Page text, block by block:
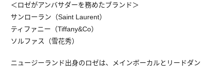
＜ロゼがアンバサダーを務めたブランド＞
サンローラン（Saint Laurent）
ティファニー（Tiffany&Co）
ソルファス（雪花秀）
ニュージーランド出身のロゼは、メインボーカルとリードダン